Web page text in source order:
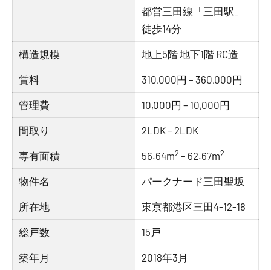
都営三田線「三田駅」
徒歩14分
構造規模 地上5階 地下1階 RC造
賃料 310,000円 – 360,000円
管理費 10,000円 – 10,000円
間取り 2LDK – 2LDK
専有面積 56.64m2 – 62.67m2
物件名 パークナード三田聖坂
所在地 東京都港区三田4-12-18
総戸数 15戸
築年月 2018年3月